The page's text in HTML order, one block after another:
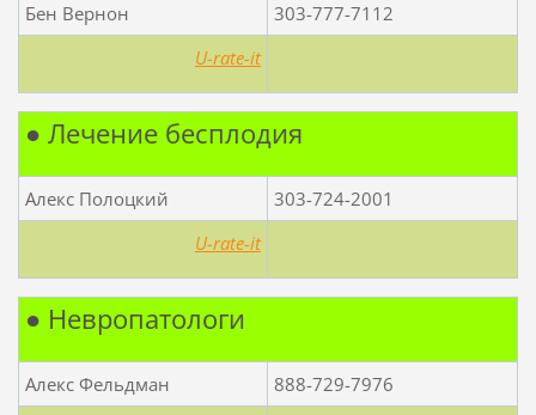
Бен Вернон
303-777-7112
U-rate-it
● Лечение бесплодия
Алекс Полоцкий
303-724-2001
U-rate-it
● Невропатологи
Алекс Фельдман
888-729-7976